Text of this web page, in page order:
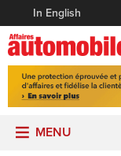
In English
MENU